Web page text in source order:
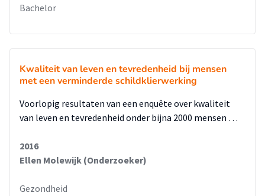
Bachelor
Kwaliteit van leven en tevredenheid bij mensen
met een verminderde schildklierwerking
Voorlopig resultaten van een enquête over kwaliteit
van leven en tevredenheid onder bijna 2000 mensen …
2016
Ellen Molewijk (Onderzoeker)
Gezondheid